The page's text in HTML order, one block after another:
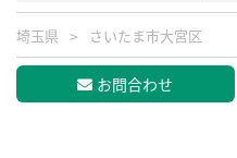
埼玉県 さいたま市大宮区
お問合わせ